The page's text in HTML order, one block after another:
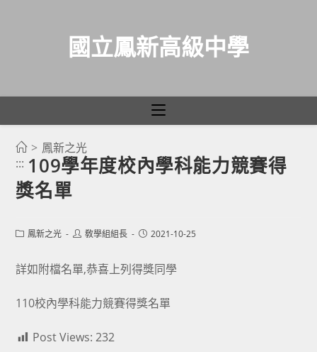
國立鳳新高級中學
> 鳳新之光
::: 109學年度校內學科能力競賽得
獎名單
Post鳳新之光
Post敎學組組長
Post2021-10-25
詳如附檔名單,恭喜上列得獎同學
110校內學科能力競賽得獎名單
Post Views: 232